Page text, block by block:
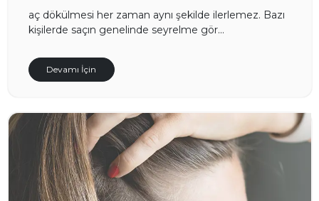
aç dökülmesi her zaman aynı şekilde ilerlemez. Bazı
kişilerde saçın genelinde seyrelme gör...
Devamı İçin